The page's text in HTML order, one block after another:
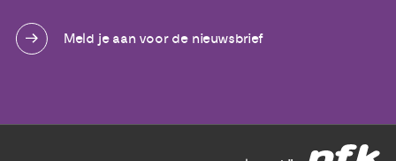
Meld je aan voor de nieuwsbrief